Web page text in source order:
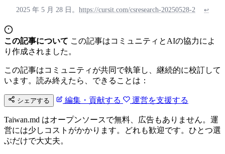
2025 年 5 月 28 日。 https://cursit.com/csresearch-20250528-2 ↩
この記事について この記事はコミュニティとAIの協力によ
り作成されました。
この記事はコミュニティが共同で執筆し、継続的に校訂して
います。読み終えたら、できることは：
シェアする 編集・貢献する 運営を支援する
Taiwan.md はオープンソースで無料、広告もありません。運
営には少しコストがかかります。どれも歓迎です。ひとつ選
ぶだけで大丈夫。